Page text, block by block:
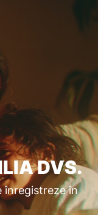
DVS.
înregistreze în